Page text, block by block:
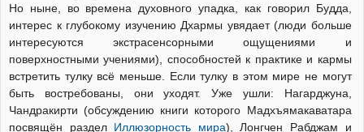
Но ныне, во времена духовного упадка, как говорил Будда,
интерес к глубокому изучению Дхармы увядает (люди больше
интересуются экстрасенсорными ощущениями и
поверхностными учениями), способностей к практике и кармы
встретить тулку всё меньше. Если тулку в этом мире не могут
быть востребованы, они уходят. Уже ушли: Нагарджуна,
Чандракирти (обсуждению книги которого Мадхъямакаватара
посвящён раздел Иллюзорность мира), Лонгчен Рабджам и